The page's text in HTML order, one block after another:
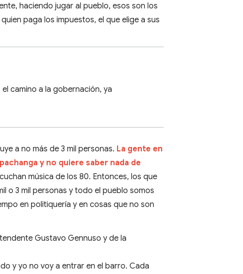
haciendo jugar al pueblo, esos son los
paga los impuestos, el que elige a sus
camino a la gobernación, ya
a no más de 3 mil personas. La gente en
y no quiere saber nada de
música de los 80. Entonces, los que
o 3 mil personas y todo el pueblo somos
en politiquería y en cosas que no son
Gustavo Gennuso y de la
y yo no voy a entrar en el barro. Cada